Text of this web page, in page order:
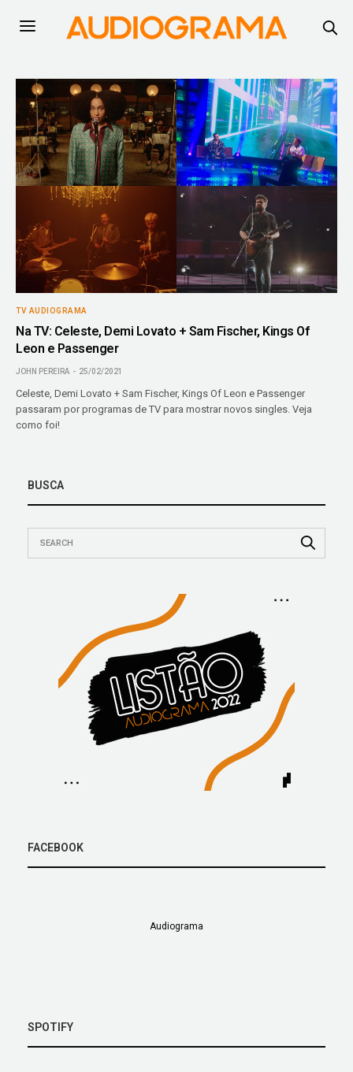
TV AUDIOGRAMA
Na TV: Celeste, Demi Lovato + Sam Fischer, Kings Of
Leon e Passenger
JOHN PEREIRA 25/02/2021
Celeste, Demi Lovato + Sam Fischer, Kings Of Leon e Passenger
passaram por programas de TV para mostrar novos singles. Veja
como foi!
BUSCA
FACEBOOK
Audiograma
SPOTIFY